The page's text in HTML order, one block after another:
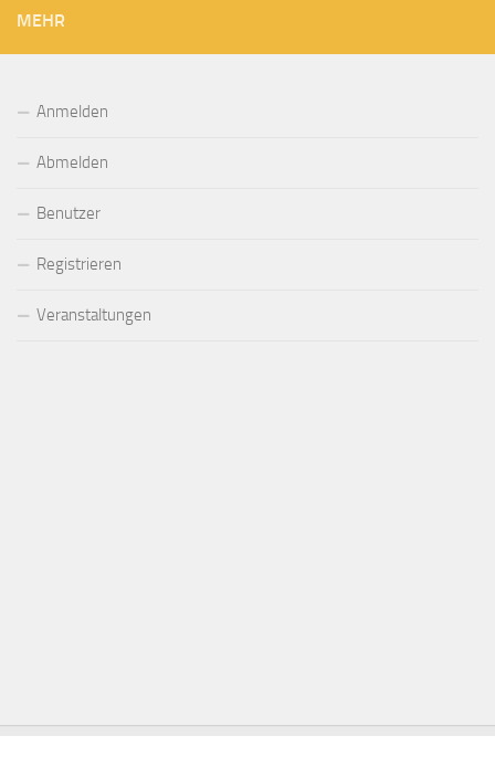
MEHR
Anmelden
Abmelden
Benutzer
Registrieren
Veranstaltungen